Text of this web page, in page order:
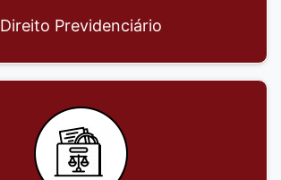
Direito Previdenciário